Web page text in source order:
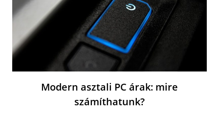
Modern asztali PC árak: mire
számíthatunk?